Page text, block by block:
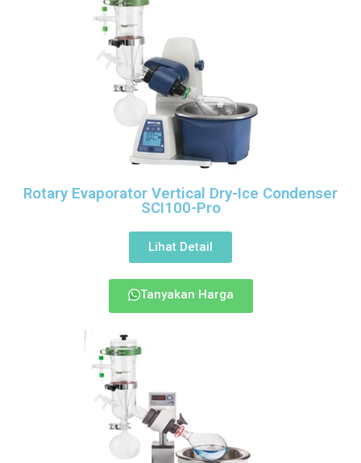
Rotary Evaporator Vertical Dry-Ice Condenser
SCI100-Pro
Lihat Detail
Tanyakan Harga